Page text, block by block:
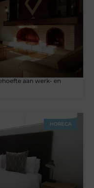
aan werk- en
HORECA